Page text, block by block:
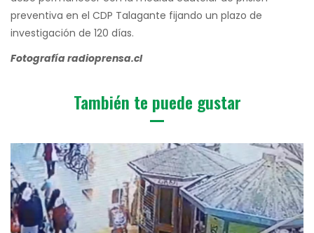
preventiva en el CDP Talagante fijando un plazo de
investigación de 120 días.
Fotografía radioprensa.cl
También te puede gustar